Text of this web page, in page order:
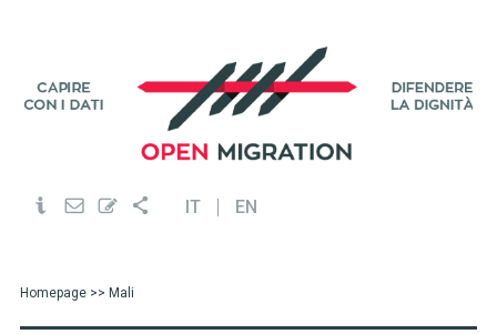
IT EN
Homepage>> Mali